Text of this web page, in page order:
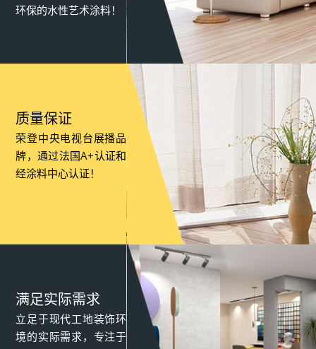
环保的水性艺术涂料！
质量保证
荣登中央电视台展播品
牌，通过法国A+认证和
经涂料中心认证！
满足实际需求
立足于现代工地装饰环
境的实际需求，专注于